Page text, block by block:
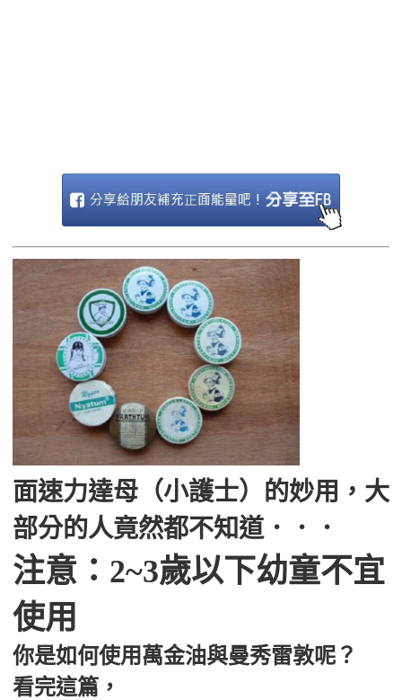
面速力達母（小護士）的妙用，大
部分的人竟然都不知道．．．
注意：2~3歲以下幼童不宜
使用
你是如何使用萬金油與曼秀雷敦呢？
看完這篇，